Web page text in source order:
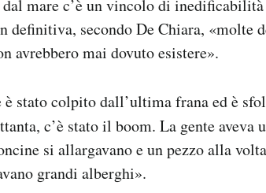
mare c’è un vincolo di inedificabilità
secondo De Chiara, «molte
avrebbero mai dovuto esistere».
stato colpito dall’ultima frana ed è
c’è stato il boom. La gente aveva
si allargavano e un pezzo alla
grandi alberghi».